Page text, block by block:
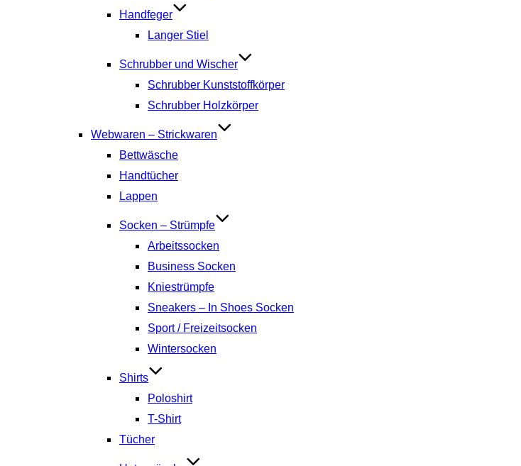
Handfeger
Langer Stiel
Schrubber und Wischer
Schrubber Kunststoffkörper
Schrubber Holzkörper
Webwaren – Strickwaren
Bettwäsche
Handtücher
Lappen
Socken – Strümpfe
Arbeitssocken
Business Socken
Kniestrümpfe
Sneakers – In Shoes Socken
Sport / Freizeitsocken
Wintersocken
Shirts
Poloshirt
T-Shirt
Tücher